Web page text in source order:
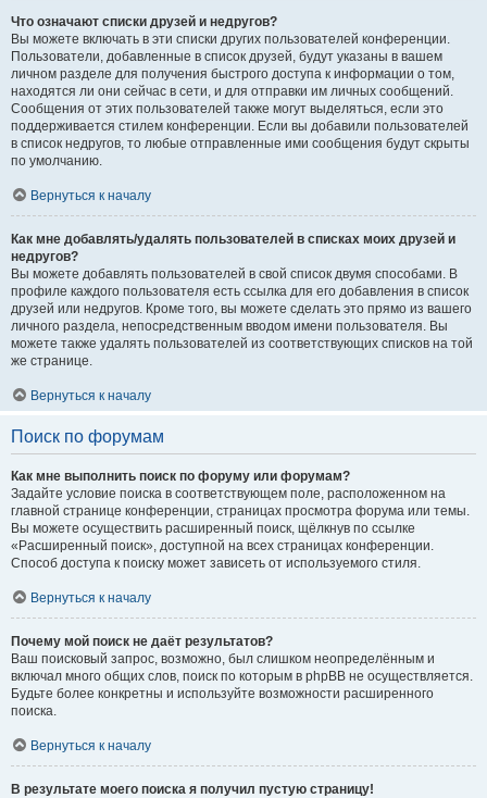
Что означают списки друзей и недругов?
Вы можете включать в эти списки других пользователей конференции.
Пользователи, добавленные в список друзей, будут указаны в вашем
личном разделе для получения быстрого доступа к информации о том,
находятся ли они сейчас в сети, и для отправки им личных сообщений.
Сообщения от этих пользователей также могут выделяться, если это
поддерживается стилем конференции. Если вы добавили пользователей
в список недругов, то любые отправленные ими сообщения будут скрыты
по умолчанию.
Вернуться к началу
Как мне добавлять/удалять пользователей в списках моих друзей и
недругов?
Вы можете добавлять пользователей в свой список двумя способами. В
профиле каждого пользователя есть ссылка для его добавления в список
друзей или недругов. Кроме того, вы можете сделать это прямо из вашего
личного раздела, непосредственным вводом имени пользователя. Вы
можете также удалять пользователей из соответствующих списков на той
же странице.
Вернуться к началу
Поиск по форумам
Как мне выполнить поиск по форуму или форумам?
Задайте условие поиска в соответствующем поле, расположенном на
главной странице конференции, страницах просмотра форума или темы.
Вы можете осуществить расширенный поиск, щёлкнув по ссылке
«Расширенный поиск», доступной на всех страницах конференции.
Способ доступа к поиску может зависеть от используемого стиля.
Вернуться к началу
Почему мой поиск не даёт результатов?
Ваш поисковый запрос, возможно, был слишком неопределённым и
включал много общих слов, поиск по которым в phpBB не осуществляется.
Будьте более конкретны и используйте возможности расширенного
поиска.
Вернуться к началу
В результате моего поиска я получил пустую страницу!